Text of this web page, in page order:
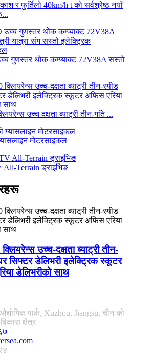
र फुर्तिलो 40km/h t को सर्वश्रेष्ठ नयाँ
गुणस्तर थोक कम्प्याक्ट 72V38A सस्तो
उच्च दक्षता ब्याट्री तीन-गति ...
मोटरसाइकल
All-Terrain ड्राइभिङ
उच्च-दक्षता ब्याट्री तीन-
सिफ्टर डेलिभरी इलेक्ट्रिक स्कूटर
डेलिभरीको साथ
पार्क, Xuzhou, Jiangsu, चीन को
क्षेत्र